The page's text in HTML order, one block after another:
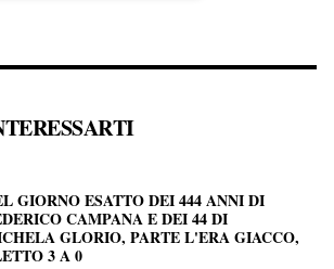
GIORNO ESATTO DEI 444 ANNI DI
CAMPANA E DEI 44 DI
GLORIO, PARTE L'ERA GIACCO,
3 A 0